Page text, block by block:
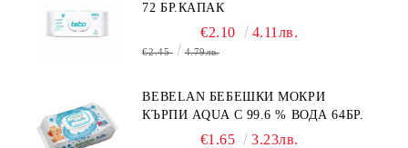
72 БР.КАПАК
€2.10 4.11лв.
€2.45 4.79лв.
BEBELAN БЕБЕШКИ МОКРИ
КЪРПИ AQUA С 99.6 % ВОДА 64БР.
€1.65 3.23лв.